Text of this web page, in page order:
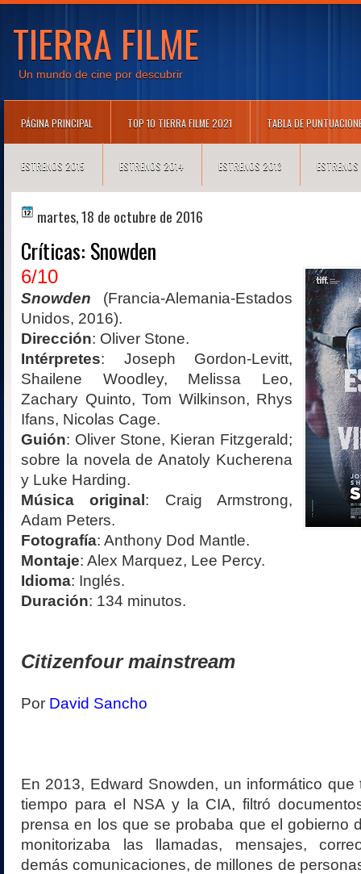
TIERRA FILME
Un mundo de cine por descubrir
PÁGINA PRINCIPAL TOP 10 TIERRA FILME 2021 TABLA DE
ESTRENOS 2015 ESTRENOS 2014 ESTRENOS 2013
martes, 18 de octubre de 2016
Críticas: Snowden
6/10
Snowden (Francia-Alemania-Estados
Unidos, 2016).
Dirección: Oliver Stone.
Intérpretes: Joseph Gordon-Levitt,
Shailene Woodley, Melissa Leo,
Zachary Quinto, Tom Wilkinson, Rhys
Ifans, Nicolas Cage.
Guión: Oliver Stone, Kieran Fitzgerald;
sobre la novela de Anatoly Kucherena
y Luke Harding.
Música original: Craig Armstrong,
Adam Peters.
Fotografía: Anthony Dod Mantle.
Montaje: Alex Marquez, Lee Percy.
Idioma: Inglés.
Duración: 134 minutos.
Citizenfour mainstream
Por David Sancho
En 2013, Edward Snowden, un informático que
tiempo para el NSA y la CIA, filtró
prensa en los que se probaba que el gobierno
monitorizaba las llamadas, mensajes,
demás comunicaciones, de millones de